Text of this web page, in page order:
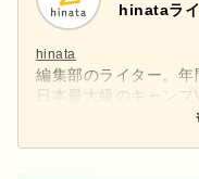
hinataラ
hinata
編集部のライター。年
日本最大級のキャン
た、アウトドアの最